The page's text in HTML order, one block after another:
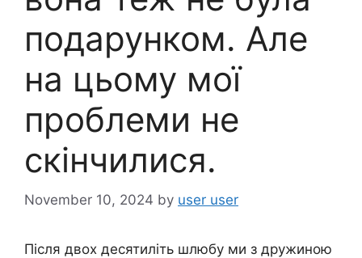
подарунком. Але
на цьому мої
проблеми не
скінчилися.
November 10, 2024 by user user
Після двох десятиліть шлюбу ми з дружиною